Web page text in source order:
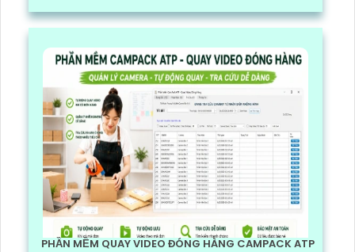
PHẦN MỀM QUAY VIDEO ĐÓNG HÀNG CAMPACK ATP